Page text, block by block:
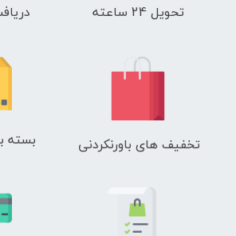
تحویل 24 ساعته
تخفیف های باورنکردنی بسته